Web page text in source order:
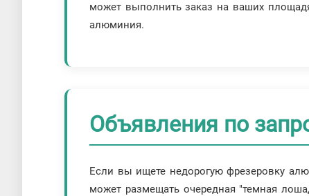
может выполнить заказ на ваших
алюминия.
Объявления по
Если вы ищете недорогую фрезеровку
может размещать очередная "темная